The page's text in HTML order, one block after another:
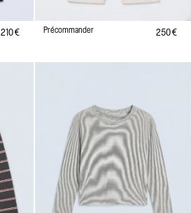
210 € Précommander
Samo - Shell 250 €